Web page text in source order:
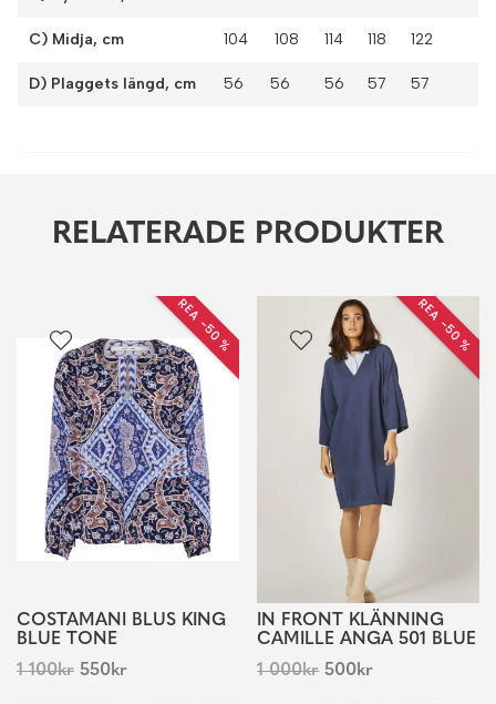
C) Midja, cm 104 108 114 118 122
D) Plaggets längd, cm 56 56 56 57 57
RELATERADE PRODUKTER
REA −50 %
COSTAMANI BLUS KING
BLUE TONE
1 100kr 550kr
REA −50 %
IN FRONT KLÄNNING
CAMILLE ANGA 501 BLUE
1 000kr 500kr